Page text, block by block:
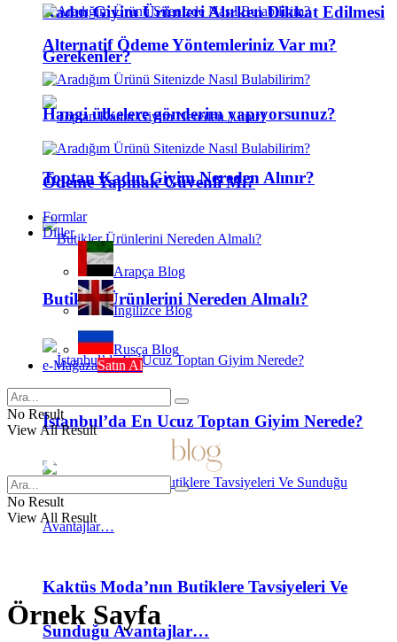
Kadın Giyim Ürünleri Alırken Dikkat Edilmesi
Gerekenler?
Toptan Kadın Giyim Nereden Alınır?
Butikler Ürünlerini Nereden Almalı?
İstanbul’da En Ucuz Toptan Giyim Nerede?
Kaktüs Moda’nın Butiklere Tavsiyeleri Ve
Sunduğu Avantajlar…
Alternatif Ödeme Yöntemleriniz Var mı?
Hangi ülkelere gönderim yapıyorsunuz?
Ödeme Yapmak Güvenli Mi?
Formlar
Diller
Arapça Blog
İngilizce Blog
Rusça Blog
e-MağazaSatın Al
No Result
View All Result
No Result
View All Result
Örnek Sayfa